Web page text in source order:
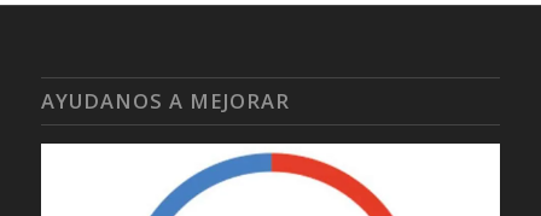
AYUDANOS A MEJORAR